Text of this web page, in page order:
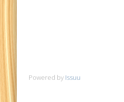
Powered by Issuu